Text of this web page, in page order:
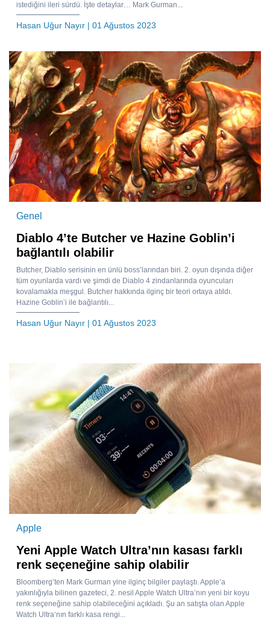
istediğini ileri sürdü. İşte detaylar… Mark Gurman...
Hasan Uğur Nayır | 01 Ağustos 2023
Genel
Diablo 4’te Butcher ve Hazine Goblin’i
bağlantılı olabilir
Butcher, Diablo serisinin en ünlü boss’larından biri. 2. oyun dışında diğer
tüm oyunlarda vardı ve şimdi de Diablo 4 zindanlarında oyuncuları
kovalamakla meşgul. Butcher hakkında ilginç bir teori ortaya atıldı.
Hazine Goblin’i ile bağlantılı...
Hasan Uğur Nayır | 01 Ağustos 2023
Apple
Yeni Apple Watch Ultra’nın kasası farklı
renk seçeneğine sahip olabilir
Bloomberg’ten Mark Gurman yine ilginç bilgiler paylaştı. Apple’a
yakınlığıyla bilinen gazeteci, 2. nesil Apple Watch Ultra’nın yeni bir koyu
renk seçeneğine sahip olabileceğini açıkladı. Şu an satışta olan Apple
Watch Ultra‘nın farklı kasa rengi...